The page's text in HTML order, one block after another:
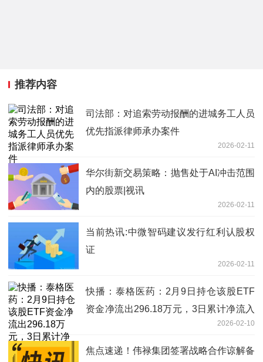
推荐内容
司法部：对追索劳动报酬的进城务工人员
优先指派律师承办案件
2026-02-11
华尔街新交易策略：抛售处于AI冲击范围
内的股票|视讯
2026-02-11
当前热讯:中微智码建议发行红利认股权
证
2026-02-11
快播：泰格医药：2月9日持仓该股ETF
资金净流出296.18万元，3日累计净流入
2026-02-10
焦点速递！伟禄集团签署战略合作谅解备